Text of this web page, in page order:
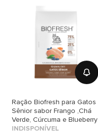
Ração Biofresh para Gatos
Sênior sabor Frango ,Chá
Verde, Cúrcuma e Blueberry
INDISPONÍVEL